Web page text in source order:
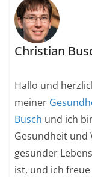
Christian
Hallo und
meiner
Busch und ich
Gesundheit und
gesunder
ist, und ich